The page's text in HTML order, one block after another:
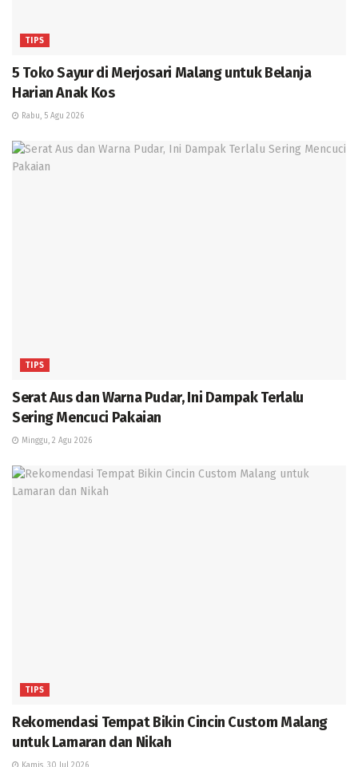
TIPS
5 Toko Sayur di Merjosari Malang untuk Belanja
Harian Anak Kos
Rabu, 5 Agu 2026
TIPS
Serat Aus dan Warna Pudar, Ini Dampak Terlalu
Sering Mencuci Pakaian
Minggu, 2 Agu 2026
TIPS
Rekomendasi Tempat Bikin Cincin Custom Malang
untuk Lamaran dan Nikah
Kamis, 30 Jul 2026